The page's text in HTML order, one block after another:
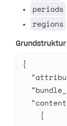
periods
regions
{
    {